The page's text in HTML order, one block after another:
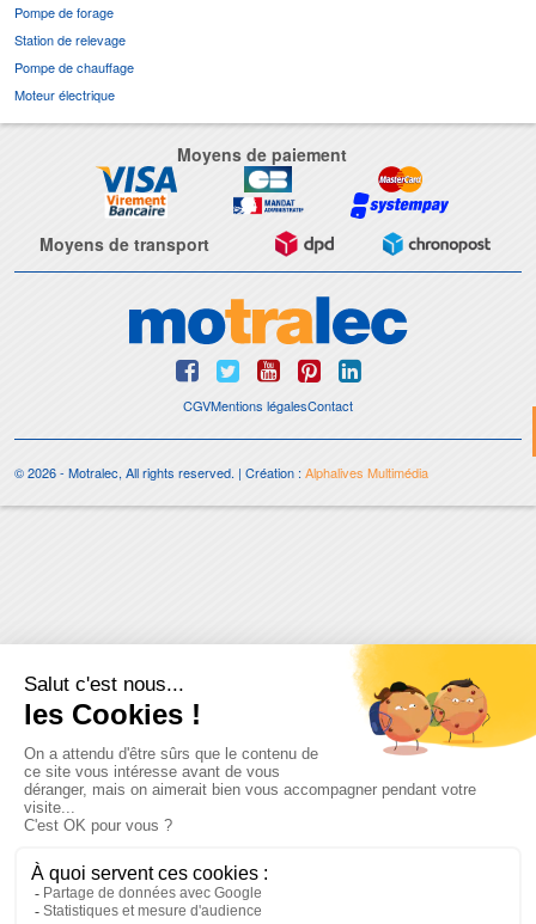
Pompe de forage
Station de relevage
Pompe de chauffage
Moteur électrique
Moyens de paiement
Moyens de transport
CGVMentions légalesContact
© 2026 - Motralec, All rights reserved. | Création :Alphalives Multimédia